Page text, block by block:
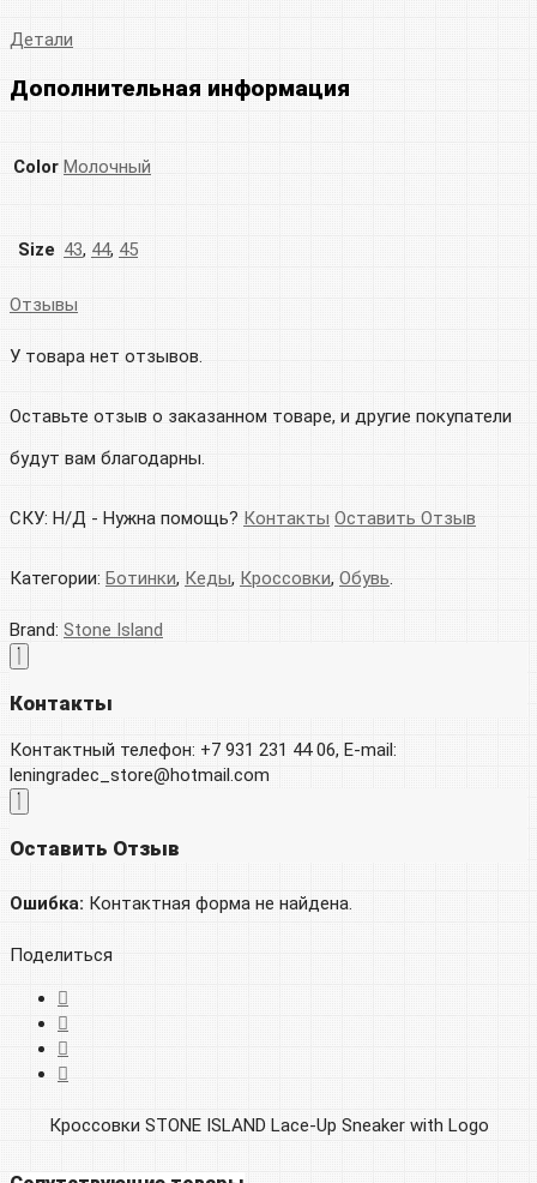
Детали
Дополнительная информация
Color Молочный
Size 43, 44, 45
Отзывы
У товара нет отзывов.
Оставьте отзыв о заказанном товаре, и другие покупатели
будут вам благодарны.
СКУ: Н/Д - Нужна помощь? Контакты Оставить Отзыв
Категории: Ботинки, Кеды, Кроссовки, Обувь.
Brand: Stone Island
Контакты
Контактный телефон: +7 931 231 44 06, E-mail:
leningradec_store@hotmail.com
Оставить Отзыв
Ошибка: Контактная форма не найдена.
Поделиться
Кроссовки STONE ISLAND Lace-Up Sneaker with Logo